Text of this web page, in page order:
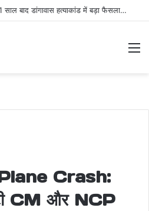
Dangawas Massacre: 11 साल बाद डांगावास हत्याकांड में बड़ा फैसला, एससी-एसटी कोर्ट ने सभी 40 आरोपियों को किया बाइज्जत बरी
Crash:
CM और NCP